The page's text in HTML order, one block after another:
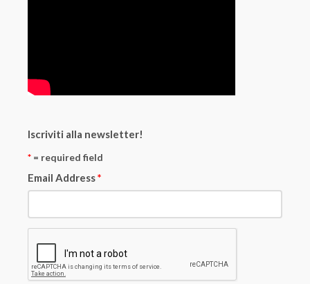
Iscriviti alla newsletter!
* = required field
Email Address*